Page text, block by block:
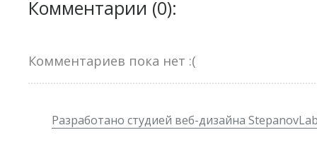
Комментарии (0):
Комментариев пока нет :(
Разработано студией веб-дизайна